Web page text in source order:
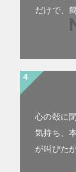
だけで、
心の殻に
気持ち、
が叫びた